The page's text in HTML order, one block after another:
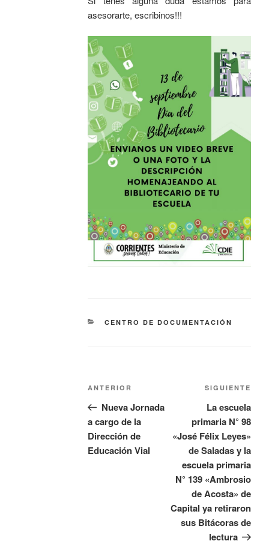
asesorarte, escribinos!!!
CENTRO DE DOCUMENTACIÓN
ANTERIOR
Nueva Jornada
a cargo de la
Dirección de
Educación Vial
SIGUIENTE
La escuela
primaria N° 98
«José Félix Leyes»
de Saladas y la
escuela primaria
N° 139 «Ambrosio
de Acosta» de
Capital ya retiraron
sus Bitácoras de
lectura